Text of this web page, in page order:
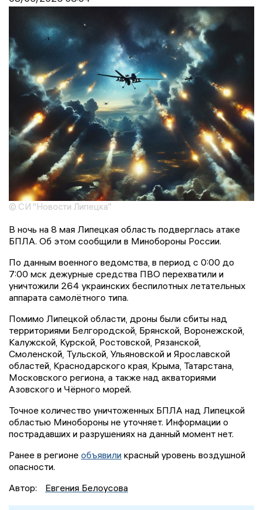
© СИ "Новости Липецка"
В ночь на 8 мая Липецкая область подверглась атаке
БПЛА. Об этом сообщили в Минобороны России.
По данным военного ведомства, в период с 0:00 до
7:00 мск дежурные средства ПВО перехватили и
уничтожили 264 украинских беспилотных летательных
аппарата самолётного типа.
Помимо Липецкой области, дроны были сбиты над
территориями Белгородской, Брянской, Воронежской,
Калужской, Курской, Ростовской, Рязанской,
Смоленской, Тульской, Ульяновской и Ярославской
областей, Краснодарского края, Крыма, Татарстана,
Московского региона, а также над акваториями
Азовского и Чёрного морей.
Точное количество уничтоженных БПЛА над Липецкой
областью Минобороны не уточняет. Информации о
пострадавших и разрушениях на данный момент нет.
Ранее в регионе объявили красный уровень воздушной
опасности.
Автор:
Евгения Белоусова